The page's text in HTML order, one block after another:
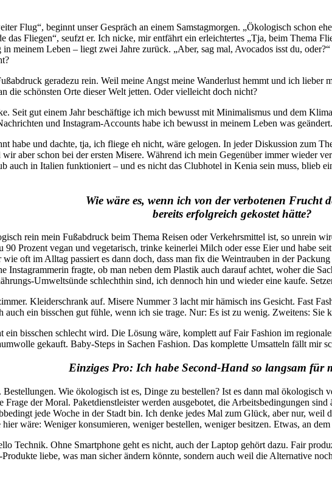
Flug“, beginnt unser Gespräch an einem Samstagmorgen. „Ökologisch schon
das Fliegen“, seufzt er. Ich nicke, mir entfährt ein erleichtertes „Tja, beim Thema
meinem Leben – liegt zwei Jahre zurück. „Aber, sag mal, Avocados isst du,
geradezu rein. Weil meine Angst meine Wanderlust hemmt und ich
die schönsten Orte dieser Welt jetten. Oder vielleicht doch nicht?
Seit gut einem Jahr beschäftige ich mich bewusst mit Minimalismus und dem
und Instagram-Accounts habe ich bewusst in meinem Leben was geändert.
habe und dachte, tja, ich fliege eh nicht, wäre gelogen. In jeder Diskussion zum
aber schon bei der ersten Misere. Während ich mein Gegenüber immer wieder
auch in Italien funktioniert – und es nicht das Clubhotel in Kenia sein muss, blieb
Wie wäre es, wenn ich von der verbotenen Frucht
bereits erfolgreich gekostet hätte?
rein mein Fußabdruck beim Thema Reisen oder Verkehrsmittel ist, so unrein
Prozent vegan und vegetarisch, trinke keinerlei Milch oder esse Eier und habe
oft im Alltag passiert es dann doch, dass man fix die Weintrauben in der
Instagrammerin fragte, ob man neben dem Plastik auch darauf achtet, woher die
Umweltsünde schlechthin sind, ich dennoch hin und wieder eine kaufe.
Kleiderschrank auf. Misere Nummer 3 lacht mir hämisch ins Gesicht. Fast
ein bisschen gut fühle, wenn ich sie trage. Nur: Es ist zu wenig. Zweitens:
ein bisschen schlecht wird. Die Lösung wäre, komplett auf Fair Fashion im
gekauft. Baby-Steps in Sachen Fashion. Das komplette Umsatteln fällt
Einziges Pro: Ich habe Second-Hand so langsam für
Wie ökologisch ist es, Dinge zu bestellen? Ist es dann mal
Frage der Moral. Paketdienstleister werden ausgebotet, die Arbeitsbedingungen
jede Woche in der Stadt bin. Ich denke jedes Mal zum Glück, aber nur, weil
wäre: Weniger konsumieren, weniger bestellen, weniger besitzen. Etwas, an
Technik. Ohne Smartphone geht es nicht, auch der Laptop gehört dazu. Fair
liebe, was man sicher ändern könnte, sondern auch weil die Alternative